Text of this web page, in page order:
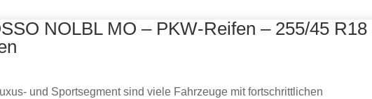
NOLBL MO – PKW-Reifen – 255/45 R18
und Sportsegment sind viele Fahrzeuge mit fortschrittlichen